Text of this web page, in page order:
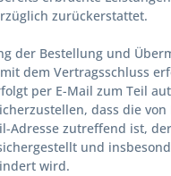
zurückerstattet.
der Bestellung und
dem Vertragsschluss
per E-Mail zum Teil
dass die
Adresse zutreffend ist,
und
wird.